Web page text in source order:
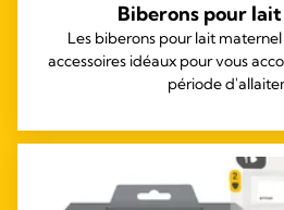
Biberons pour
Les biberons pour lait
accessoires idéaux pour vous
période